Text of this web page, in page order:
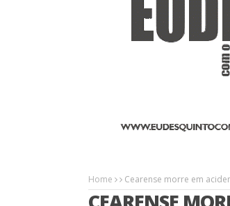
Home Cearense morre em